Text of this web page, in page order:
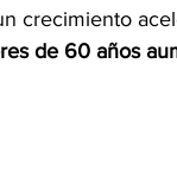
crecimiento
de 60 años